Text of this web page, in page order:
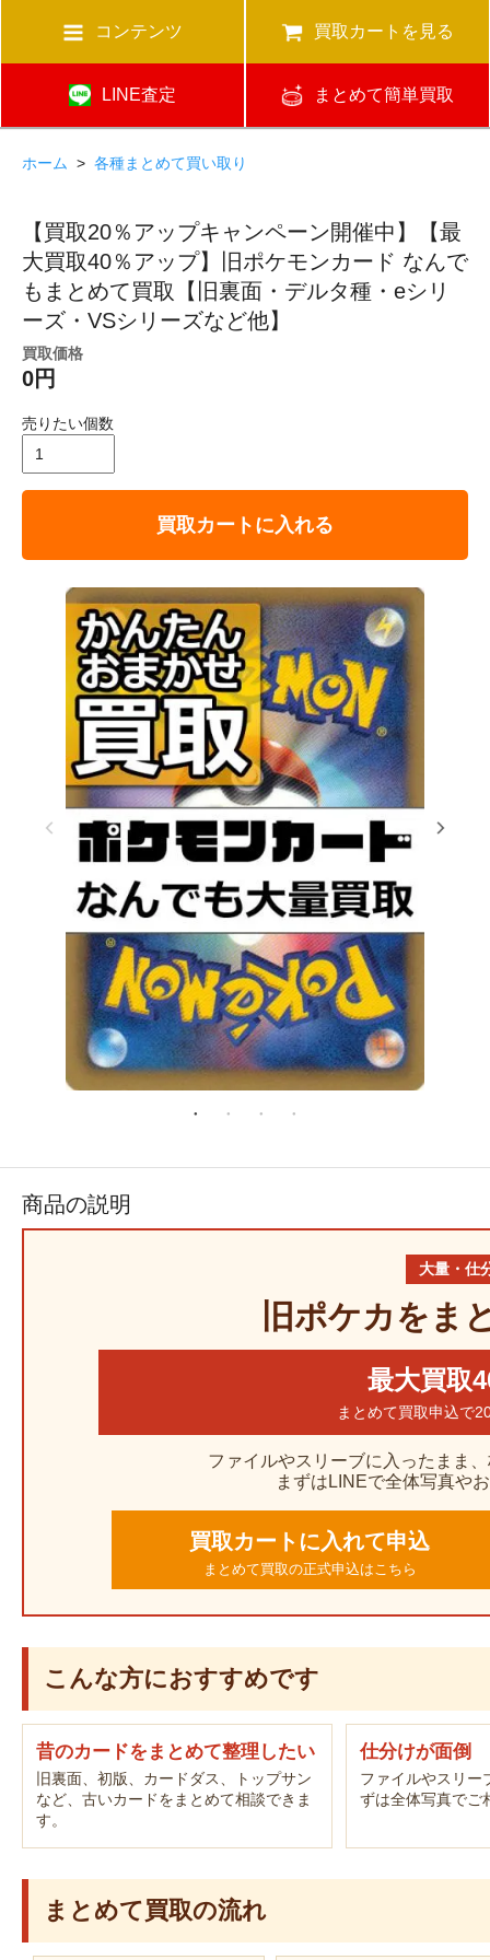
コンテンツ 買取カートを見る
LINE査定 まとめて簡単買取
ホーム > 各種まとめて買い取り
【買取20％アップキャンペーン開催中】【最
大買取40％アップ】旧ポケモンカード なんで
もまとめて買取【旧裏面・デルタ種・eシリ
ーズ・VSシリーズなど他】
買取価格
0円
売りたい個数
買取カートに入れる
商品の説明
大量・仕
旧ポケカをま
最大買取
まとめて買取申込で
ファイルやスリーブに入ったまま
まずはLINEで全体写真や
買取カートに入れて申込
まとめて買取の正式申込はこちら
こんな方におすすめです
昔のカードをまとめて整理したい
旧裏面、初版、カードダス、トップサン
など、古いカードをまとめて相談できま
す。
仕分けが面倒
ファイルやスリー
ずは全体写真でご
まとめて買取の流れ